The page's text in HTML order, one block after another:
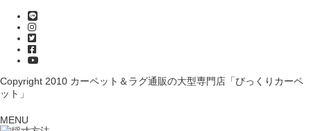
Copyright 2010 カーペット＆ラグ通販の大型専門店「びっくりカーペ
ット」
MENU